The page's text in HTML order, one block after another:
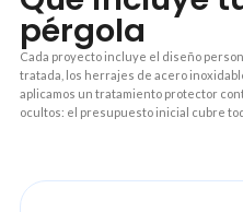
pérgola
Cada proyecto incluye el diseño
tratada, los herrajes de acero
aplicamos un tratamiento protector
ocultos: el presupuesto inicial cubre